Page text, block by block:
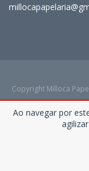
Ao navegar por
Copyright Milloca